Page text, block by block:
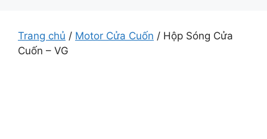
Trang chủ / Motor Cửa Cuốn / Hộp Sóng Cửa
Cuốn – VG